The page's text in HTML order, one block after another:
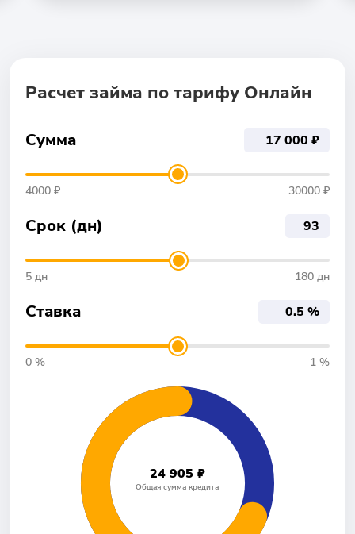
Расчет займа по тарифу Онлайн
Сумма
4000 ₽ 30000 ₽
Срок (дн)
5 дн 180 дн
Ставка
0 % 1 %
24 905 ₽
Общая сумма кредита